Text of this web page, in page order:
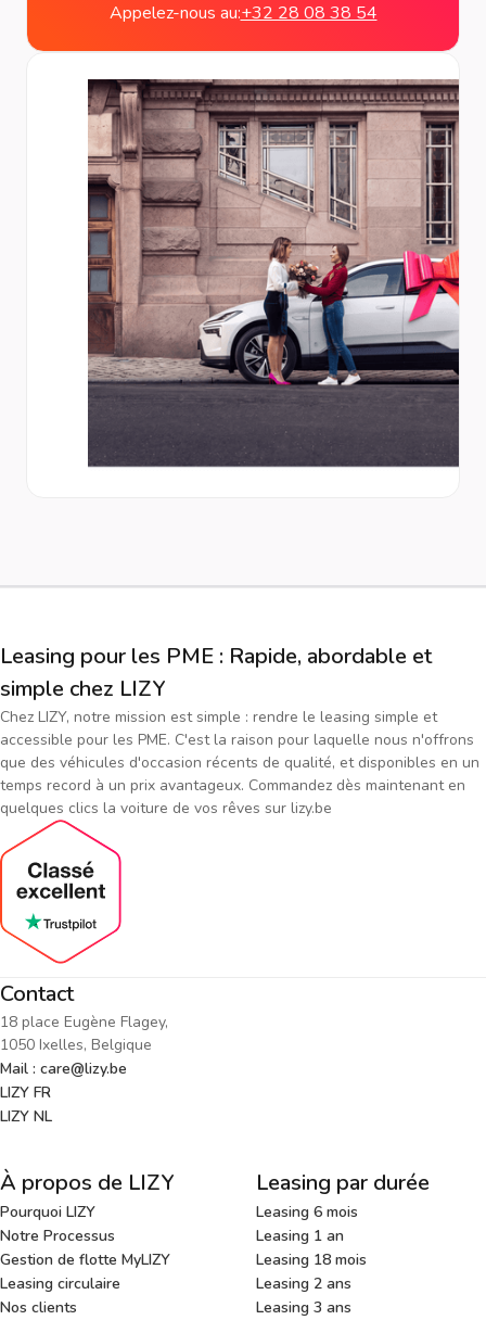
Appelez-nous au:+32 28 08 38 54
Leasing pour les PME : Rapide, abordable et
simple chez LIZY
Chez LIZY, notre mission est simple : rendre le leasing simple et
accessible pour les PME. C'est la raison pour laquelle nous n'offrons
que des véhicules d'occasion récents de qualité, et disponibles en un
temps record à un prix avantageux. Commandez dès maintenant en
quelques clics la voiture de vos rêves sur lizy.be
Contact
18 place Eugène Flagey,
1050 Ixelles, Belgique
Mail : care@lizy.be
LIZY FR
LIZY NL
À propos de LIZY
Pourquoi LIZY
Notre Processus
Gestion de flotte MyLIZY
Leasing circulaire
Nos clients
Leasing par durée
Leasing 6 mois
Leasing 1 an
Leasing 18 mois
Leasing 2 ans
Leasing 3 ans